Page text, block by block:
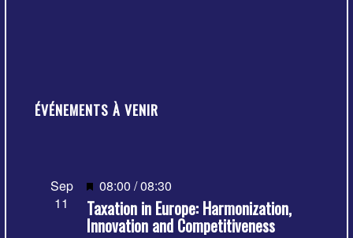
ÉVÉNEMENTS À VENIR
Sep
11
Mis
en
avant
08:00 /08:30
Taxation in Europe: Harmonization,
Innovation and Competitiveness